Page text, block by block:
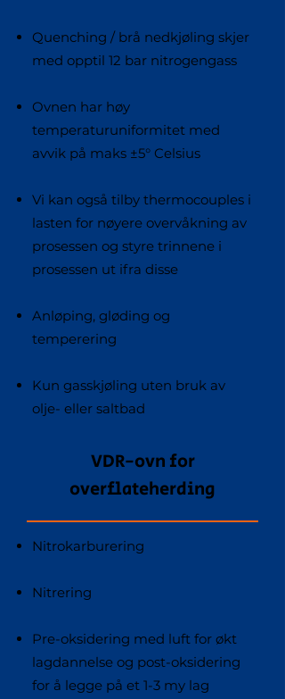
Quenching / brå nedkjøling skjer
med opptil 12 bar nitrogengass
Ovnen har høy
temperaturuniformitet med
avvik på maks ±5° Celsius
Vi kan også tilby thermocouples i
lasten for nøyere overvåkning av
prosessen og styre trinnene i
prosessen ut ifra disse
Anløping, gløding og
temperering
Kun gasskjøling uten bruk av
olje- eller saltbad
VDR-ovn for
overflateherding
Nitrokarburering
Nitrering
Pre-oksidering med luft for økt
lagdannelse og post-oksidering
for å legge på et 1-3 my lag